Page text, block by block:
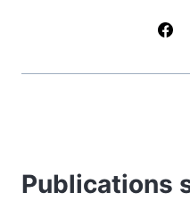
Publications